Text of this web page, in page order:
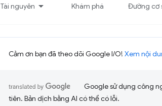
Tài nguyên Khám phá Đường cơ
Cảm ơn bạn đã theo dõi Google I/O! Xem nội
Google sử dụng công
tiên. Bản dịch bằng AI có thể có lỗi.